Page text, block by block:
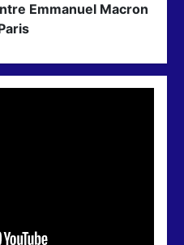
Emmanuel Macron